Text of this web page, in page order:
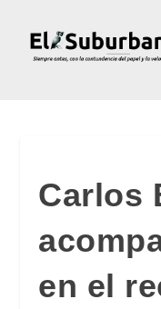
Carlos
en el